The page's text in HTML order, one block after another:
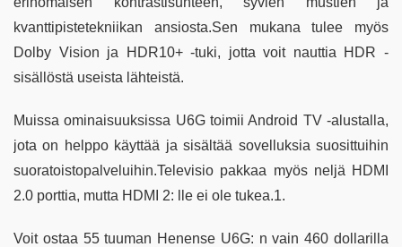
kvanttipistetekniikan ansiosta.Sen mukana tulee myös
Dolby Vision ja HDR10+ -tuki, jotta voit nauttia HDR -
sisällöstä useista lähteistä.
Muissa ominaisuuksissa U6G toimii Android TV -alustalla,
jota on helppo käyttää ja sisältää sovelluksia suosittuihin
suoratoistopalveluihin.Televisio pakkaa myös neljä HDMI
2.0 porttia, mutta HDMI 2: lle ei ole tukea.1.
Voit ostaa 55 tuuman Henense U6G: n vain 460 dollarilla